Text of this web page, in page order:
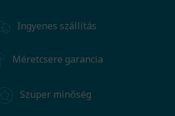
Ingyenes szállítás
Méretcsere garancia
Szuper minőség